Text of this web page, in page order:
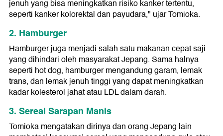
jenuh yang bisa meningkatkan risiko kanker tertentu,
seperti kanker kolorektal dan payudara," ujar Tomioka.
2. Hamburger
Hamburger juga menjadi salah satu makanan cepat saji
yang dihindari oleh masyarakat Jepang. Sama halnya
seperti hot dog, hamburger mengandung garam, lemak
trans, dan lemak jenuh tinggi yang dapat meningkatkan
kadar kolesterol jahat atau LDL dalam darah.
3. Sereal Sarapan Manis
Tomioka mengatakan dirinya dan orang Jepang lain